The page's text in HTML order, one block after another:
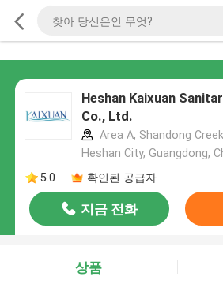
Heshan Kaixuan
Co., Ltd.
Area A, Shandong
Heshan City, Guangdong,
5.0
확인된 공급자
지금 전화
상품